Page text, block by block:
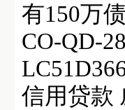
有150万
CO-QD-
信用贷款